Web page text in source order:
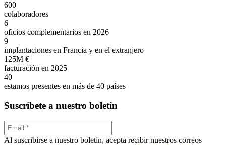
600
colaboradores
6
oficios complementarios en 2026
9
implantaciones en Francia y en el extranjero
125M €
facturación en 2025
40
estamos presentes en más de 40 países
Suscríbete a nuestro boletín
Al suscribirse a nuestro boletín, acepta recibir nuestros correos